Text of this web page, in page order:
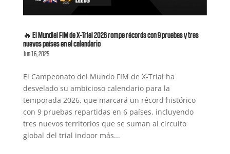
🔥 El Mundial FIM de X-Trial 2026 rompe récords con 9 pruebas y tres
nuevos países en el calendario
Jun 16, 2025
El Campeonato del Mundo FIM de X-Trial ha
desvelado su ambicioso calendario para la
temporada 2026, que marcará un récord histórico
con 9 pruebas repartidas en 6 países, incluyendo
tres nuevos territorios que se suman al circuito
global del trial indoor más...